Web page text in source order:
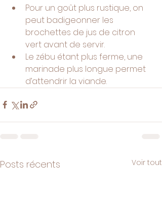
Pour un goût plus rustique, on
peut badigeonner les
brochettes de jus de citron
vert avant de servir.
Le zébu étant plus ferme, une
marinade plus longue permet
d’attendrir la viande.
Posts récents Voir tout